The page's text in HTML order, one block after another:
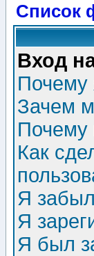
Список
Вход
Почему
Зачем
Почему
Как
Я
Я
Я был